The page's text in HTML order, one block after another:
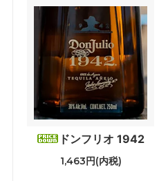
ドンフリオ 1942
1,463円(内税)